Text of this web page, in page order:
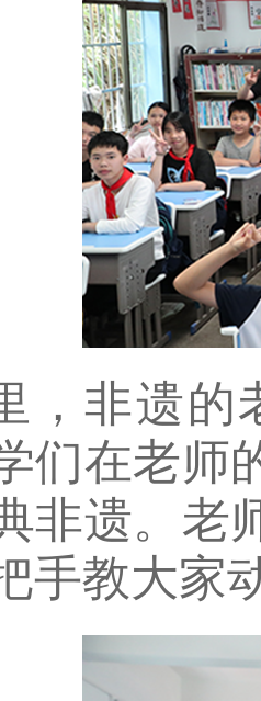
，非遗的
们在老师
非遗。老
手教大家